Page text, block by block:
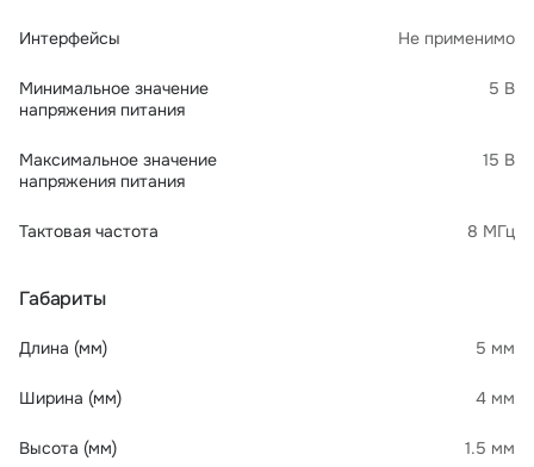
Интерфейсы Не применимо
Минимальное значение
напряжения питания
5 В
Максимальное значение
напряжения питания
15 В
Тактовая частота 8 МГц
Габариты
Длина (мм) 5 мм
Ширина (мм) 4 мм
Высота (мм) 1.5 мм